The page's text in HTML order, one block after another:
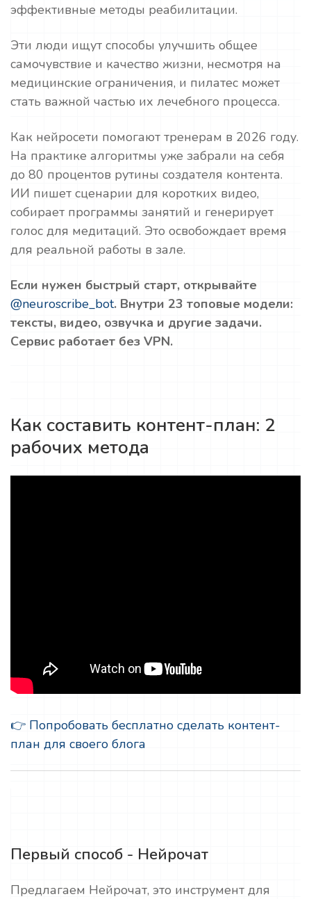
эффективные методы реабилитации.
Эти люди ищут способы улучшить общее
самочувствие и качество жизни, несмотря на
медицинские ограничения, и пилатес может
стать важной частью их лечебного процесса.
Как нейросети помогают тренерам в 2026 году.
На практике алгоритмы уже забрали на себя
до 80 процентов рутины создателя контента.
ИИ пишет сценарии для коротких видео,
собирает программы занятий и генерирует
голос для медитаций. Это освобождает время
для реальной работы в зале.
Если нужен быстрый старт, открывайте
@neuroscribe_bot. Внутри 23 топовые модели:
тексты, видео, озвучка и другие задачи.
Сервис работает без VPN.
Как составить контент-план: 2
рабочих метода
👉 Попробовать бесплатно сделать контент-
план для своего блога
Первый способ - Нейрочат
Предлагаем Нейрочат, это инструмент для